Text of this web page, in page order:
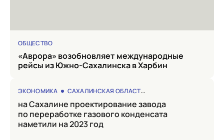
ОБЩЕСТВО
«Аврора» возобновляет международные
рейсы из Южно-Сахалинска в Харбин
ЭКОНОМИКА САХАЛИНСКАЯ ОБЛАСТЬ
на Сахалине проектирование завода
по переработке газового конденсата
наметили на 2023 год